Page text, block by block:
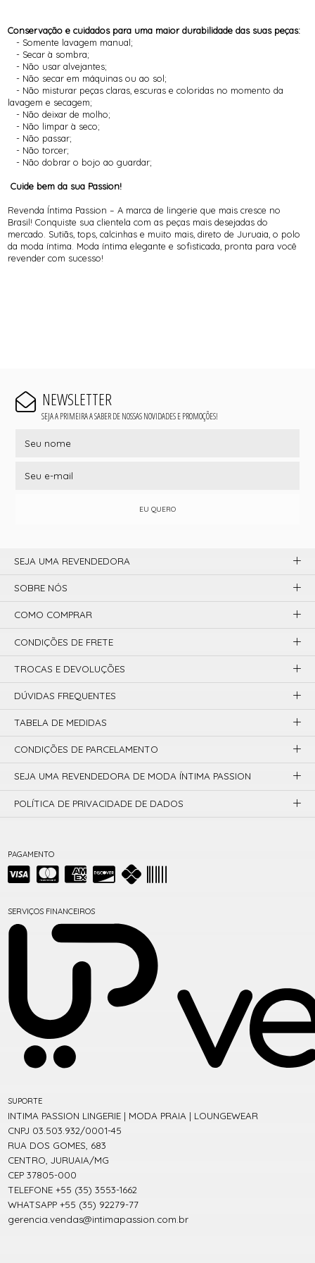
Conservação e cuidados para uma maior durabilidade das suas peças:
- Somente lavagem manual;
- Secar à sombra;
- Não usar alvejantes;
- Não secar em máquinas ou ao sol;
- Não misturar peças claras, escuras e coloridas no momento da
lavagem e secagem;
- Não deixar de molho;
- Não limpar à seco;
- Não passar;
- Não torcer;
- Não dobrar o bojo ao guardar;
Cuide bem da sua Passion!
Revenda Íntima Passion – A marca de lingerie que mais cresce no
Brasil! Conquiste sua clientela com as peças mais desejadas do
mercado. Sutiãs, tops, calcinhas e muito mais, direto de Juruaia, o polo
da moda íntima. Moda íntima elegante e sofisticada, pronta para você
revender com sucesso!
NEWSLETTER
SEJA A PRIMEIRA A SABER DE NOSSAS NOVIDADES E PROMOÇÕES!
EU QUERO
PAGAMENTO
SERVIÇOS FINANCEIROS
SUPORTE
INTIMA PASSION LINGERIE | MODA PRAIA | LOUNGEWEAR
CNPJ 03.503.932/0001-45
RUA DOS GOMES, 683
CENTRO, JURUAIA/MG
CEP 37805-000
TELEFONE +55 (35) 3553-1662
WHATSAPP +55 (35) 92279-77
gerencia.vendas@intimapassion.com.br
SEJA UMA REVENDEDORA
SOBRE NÓS
COMO COMPRAR
CONDIÇÕES DE FRETE
TROCAS E DEVOLUÇÕES
DÚVIDAS FREQUENTES
TABELA DE MEDIDAS
CONDIÇÕES DE PARCELAMENTO
SEJA UMA REVENDEDORA DE MODA ÍNTIMA PASSION
POLÍTICA DE PRIVACIDADE DE DADOS